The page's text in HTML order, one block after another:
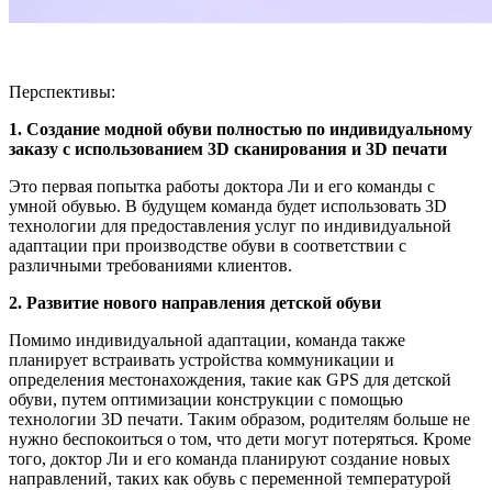
Перспективы:
1. Создание модной обуви полностью по индивидуальному
заказу с использованием 3D сканирования и 3D печати
Это первая попытка работы доктора Ли и его команды с
умной обувью. В будущем команда будет использовать 3D
технологии для предоставления услуг по индивидуальной
адаптации при производстве обуви в соответствии с
различными требованиями клиентов.
2. Развитие нового направления детской обуви
Помимо индивидуальной адаптации, команда также
планирует встраивать устройства коммуникации и
определения местонахождения, такие как GPS для детской
обуви, путем оптимизации конструкции с помощью
технологии 3D печати. Таким образом, родителям больше не
нужно беспокоиться о том, что дети могут потеряться. Кроме
того, доктор Ли и его команда планируют создание новых
направлений, таких как обувь с переменной температурой